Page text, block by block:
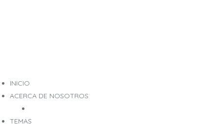
INICIO
ACERCA DE NOSOTROS
TEMAS